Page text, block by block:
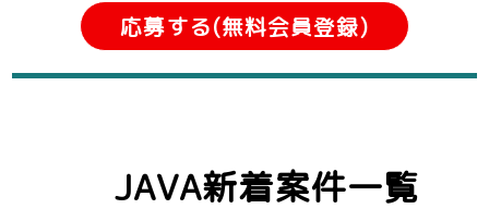
応募する(無料会員登録)
JAVA新着案件一覧